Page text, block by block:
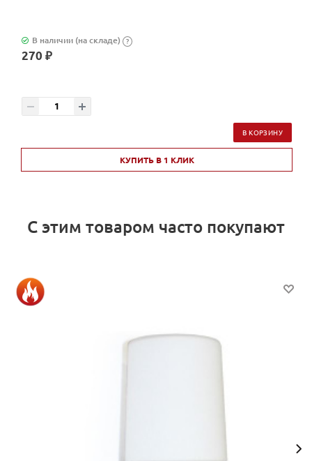
В наличии (на складе) ?
270 ₽
В КОРЗИНУ
КУПИТЬ В 1 КЛИК
С этим товаром часто покупают